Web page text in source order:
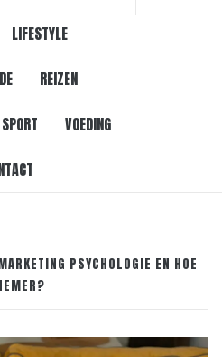
LIFESTYLE
REIZEN
SPORT VOEDING
PSYCHOLOGIE EN HOE